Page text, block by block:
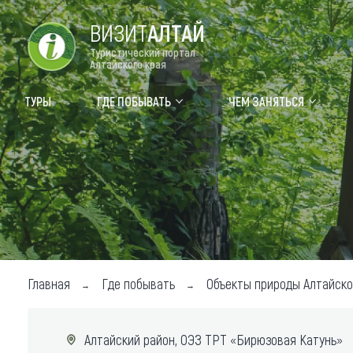
Форум VISIT ALTAI
Туры Где
Топ
ВИЗИТАЛТАЙ
Туристический портал
Алтайского края
ТУРЫ ГДЕ ПОБЫВАТЬ ЧЕМ ЗАНЯТЬСЯ
Главная Где побывать Объекты природы
Алтайский район, ОЭЗ ТРТ «Бирюзовая Катунь»